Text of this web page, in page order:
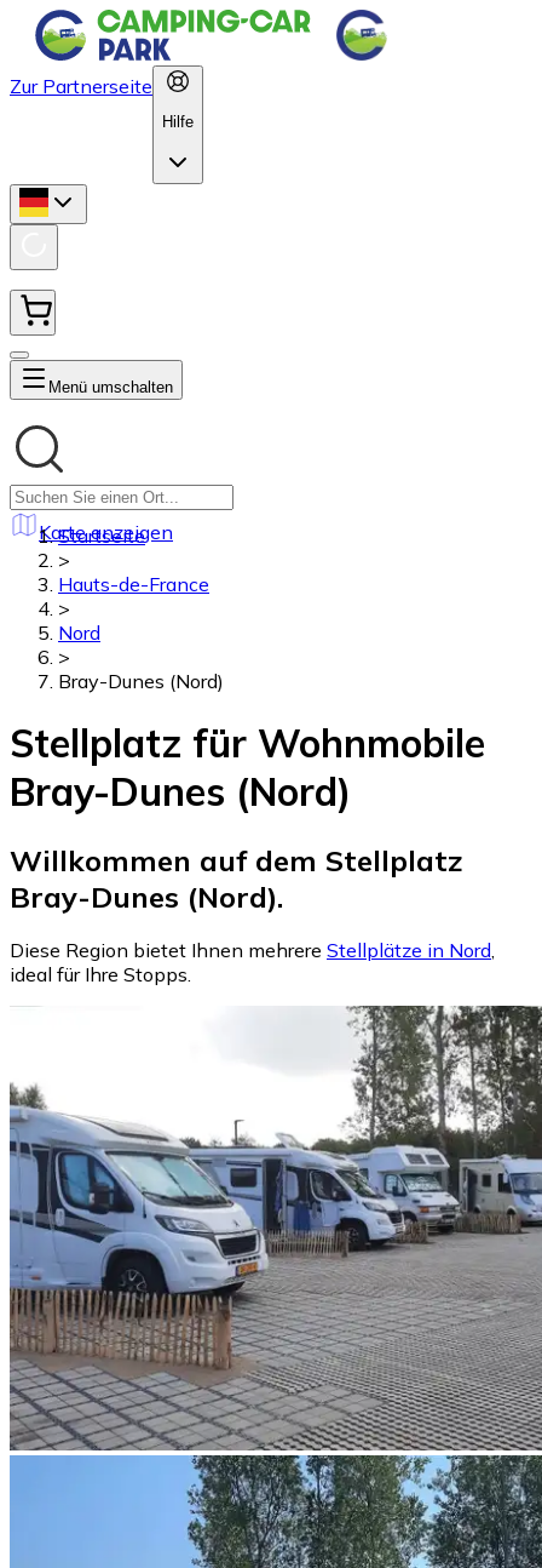
Zur Partnerseite
Hilfe
Menü umschalten
Karte anzeigen
Startseite
>
Hauts-de-France
>
Nord
>
Bray-Dunes (Nord)
Stellplatz für Wohnmobile
Bray-Dunes (Nord)
Willkommen auf dem Stellplatz
Bray-Dunes (Nord).
Diese Region bietet Ihnen mehrere Stellplätze in Nord,
ideal für Ihre Stopps.